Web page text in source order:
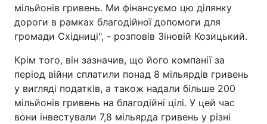
мільйонів гривень. Ми фінансуємо цю ділянку
дороги в рамках благодійної допомоги для
громади Східниці", - розповів Зіновій Козицький.
Крім того, він зазначив, що його компанії за
період війни сплатили понад 8 мільярдів гривень
у вигляді податків, а також надали більше 200
мільйонів гривень на благодійні цілі. У цей час
вони інвестували 7,8 мільярда гривень у різні